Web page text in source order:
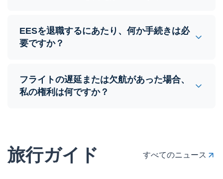
EESを退職するにあたり、何か手続きは必
要ですか？
フライトの遅延または欠航があった場合、
私の権利は何ですか？
旅行ガイド すべてのニュース